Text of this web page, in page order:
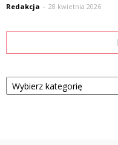
Redakcja - 28 kwietnia 2026
Kategorie